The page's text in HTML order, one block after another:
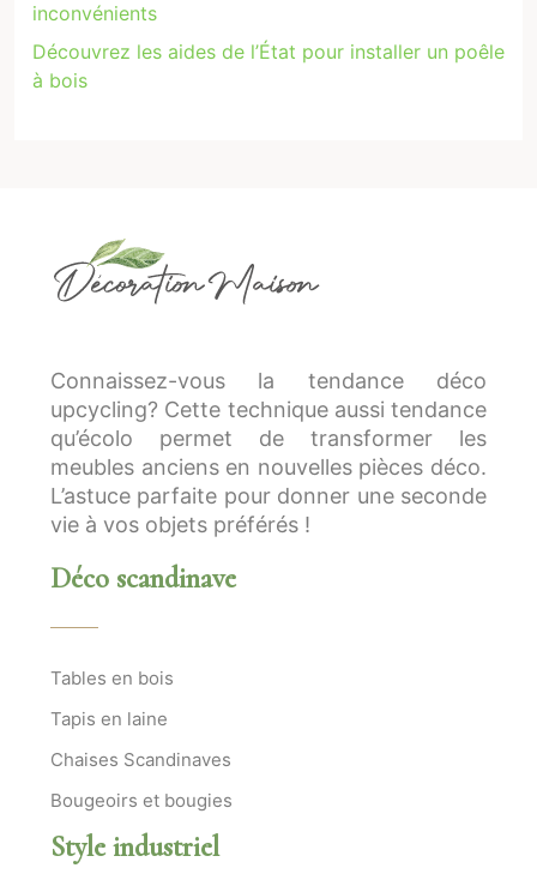
inconvénients
Découvrez les aides de l’État pour installer un poêle
à bois
Connaissez-vous la tendance déco
upcycling? Cette technique aussi tendance
qu’écolo permet de transformer les
meubles anciens en nouvelles pièces déco.
L’astuce parfaite pour donner une seconde
vie à vos objets préférés !
Déco scandinave
Tables en bois
Tapis en laine
Chaises Scandinaves
Bougeoirs et bougies
Style industriel